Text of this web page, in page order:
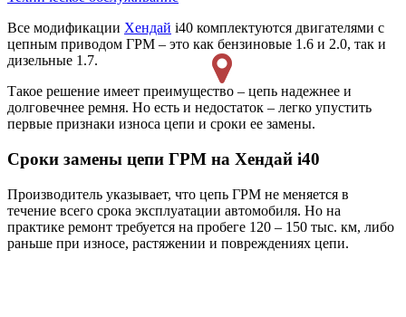
Все модификации Хендай i40 комплектуются двигателями с
цепным приводом ГРМ – это как бензиновые 1.6 и 2.0, так и
дизельные 1.7.
Такое решение имеет преимущество – цепь надежнее и
долговечнее ремня. Но есть и недостаток – легко упустить
первые признаки износа цепи и сроки ее замены.
Сроки замены цепи ГРМ на Хендай i40
Производитель указывает, что цепь ГРМ не меняется в
течение всего срока эксплуатации автомобиля. Но на
практике ремонт требуется на пробеге 120 – 150 тыс. км, либо
раньше при износе, растяжении и повреждениях цепи.